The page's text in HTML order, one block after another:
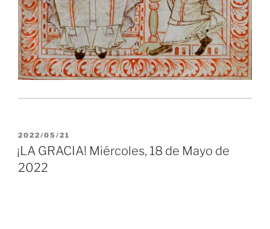
PUBLICADO
EL
2022/05/21
¡LA GRACIA! Miércoles, 18 de Mayo de
2022